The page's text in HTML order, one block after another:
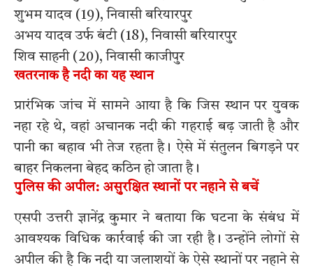
शुभम यादव (19), निवासी बरियारपुर
अभय यादव उर्फ बंटी (18), निवासी बरियारपुर
शिव साहनी (20), निवासी काजीपुर
खतरनाक है नदी का यह स्थान
प्रारंभिक जांच में सामने आया है कि जिस स्थान पर युवक
नहा रहे थे, वहां अचानक नदी की गहराई बढ़ जाती है और
पानी का बहाव भी तेज रहता है। ऐसे में संतुलन बिगड़ने पर
बाहर निकलना बेहद कठिन हो जाता है।
पुलिस की अपील: असुरक्षित स्थानों पर नहाने से बचें
एसपी उत्तरी ज्ञानेंद्र कुमार ने बताया कि घटना के संबंध में
आवश्यक विधिक कार्रवाई की जा रही है। उन्होंने लोगों से
अपील की है कि नदी या जलाशयों के ऐसे स्थानों पर नहाने से